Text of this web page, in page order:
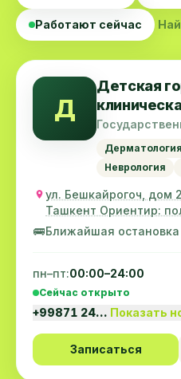
Работают сейчас
Д
Детская
(Бывш.
ребёнка)
Дерматология
Неврология
ул. Бешкайрогоч, дом
Ташкент Ориентир:
№9
🚌Ближайшая остановка
пн–пт:00:00–24:00
Сейчас открыто
+99871 24… Показать
Записаться